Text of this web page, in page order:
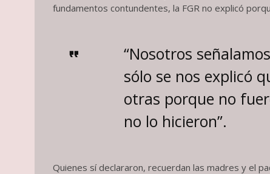
fundamentos contundentes, la FGR no explicó
“Nosotros
sólo se nos explicó
otras porque no
no lo hicieron”.
Quienes sí declararon, recuerdan las madres y el